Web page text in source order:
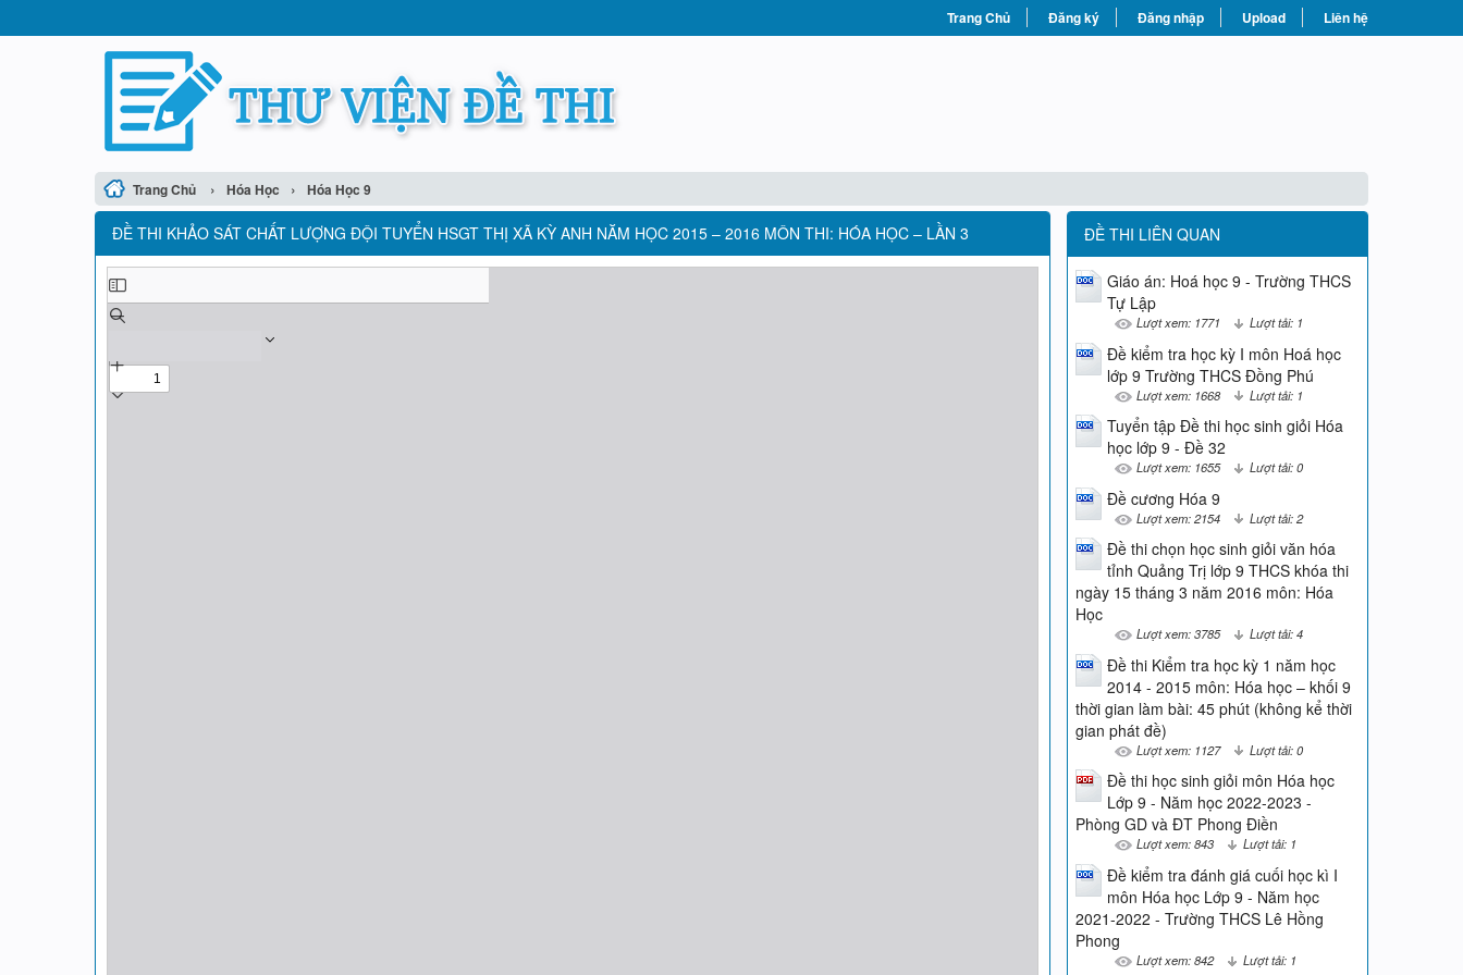
Trang Chủ Đăng ký Đăng nhập Upload Liên hệ
Trang Chủ › Hóa Học › Hóa Học 9
ĐỀ THI KHẢO SÁT CHẤT LƯỢNG ĐỘI TUYỂN HSGT THỊ XÃ KỲ ANH NĂM HỌC 2015 – 2016 MÔN THI: HÓA HỌC – LẦN 3 ĐỀ THI LIÊN QUAN
Giáo án: Hoá học 9 - Trường THCS
Tự Lập
Lượt xem: 1771 Lượt tải: 1
Đề kiểm tra học kỳ I môn Hoá học
lớp 9 Trường THCS Đồng Phú
Lượt xem: 1668 Lượt tải: 1
Tuyển tập Đề thi học sinh giỏi Hóa
học lớp 9 - Đề 32
Lượt xem: 1655 Lượt tải: 0
Đề cương Hóa 9
Lượt xem: 2154 Lượt tải: 2
Đề thi chọn học sinh giỏi văn hóa
tỉnh Quảng Trị lớp 9 THCS khóa thi
ngày 15 tháng 3 năm 2016 môn: Hóa
Học
Lượt xem: 3785 Lượt tải: 4
Đề thi Kiểm tra học kỳ 1 năm học
2014 - 2015 môn: Hóa học – khối 9
thời gian làm bài: 45 phút (không kể thời
gian phát đề)
Lượt xem: 1127 Lượt tải: 0
Đề thi học sinh giỏi môn Hóa học
Lớp 9 - Năm học 2022-2023 -
Phòng GD và ĐT Phong Điền
Lượt xem: 843 Lượt tải: 1
Đề kiểm tra đánh giá cuối học kì I
môn Hóa học Lớp 9 - Năm học
2021-2022 - Trường THCS Lê Hồng
Phong
Lượt xem: 842 Lượt tải: 1